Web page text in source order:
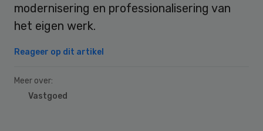
modernisering en professionalisering van
het eigen werk.
Reageer op dit artikel
Meer over:
Vastgoed